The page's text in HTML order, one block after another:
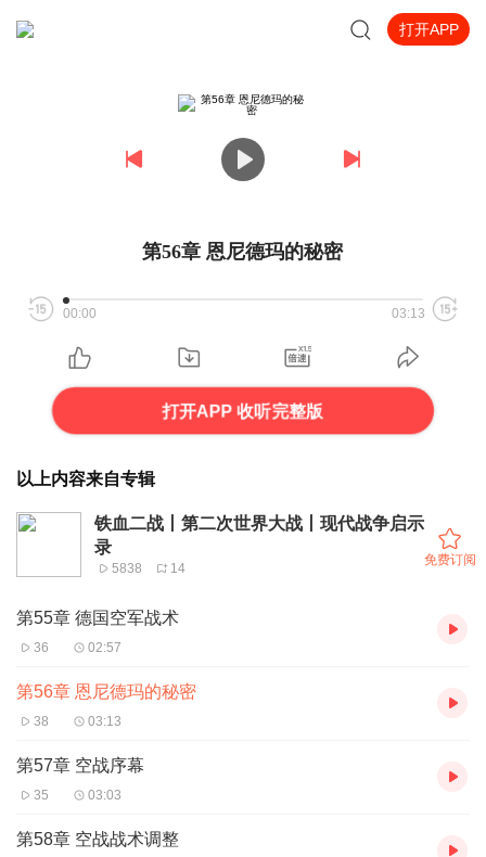
打开APP
第56章 恩尼德玛的秘密
00:00 03:13
打开APP 收听完整版
以上内容来自专辑
铁血二战丨第二次世界大战丨现代战争启示
录
5838 14
免费订阅
第55章 德国空军战术
36 02:57
第56章 恩尼德玛的秘密
38 03:13
第57章 空战序幕
35 03:03
第58章 空战战术调整